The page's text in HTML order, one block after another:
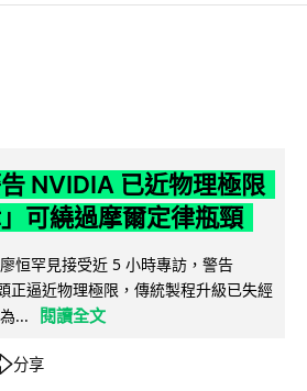
NVIDIA 已近物理極限
可繞過摩爾定律瓶頸
恒罕見接受近 5 小時專訪，警告
正逼近物理極限，傳統製程升級已失經
...
閱讀全文
分享